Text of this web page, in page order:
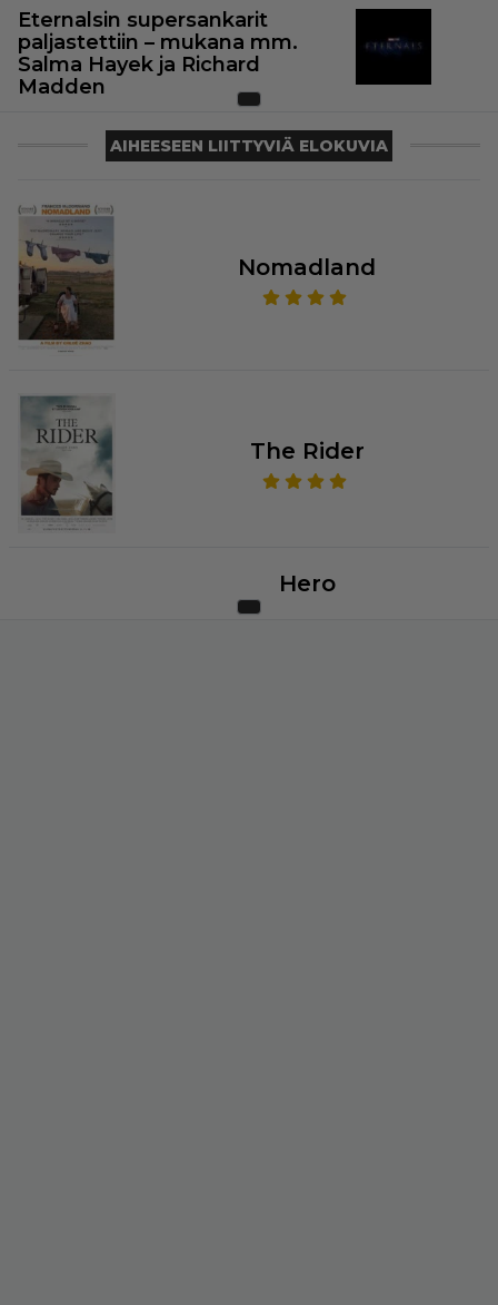
Eternalsin supersankarit
paljastettiin – mukana mm.
Salma Hayek ja Richard
Madden
AIHEESEEN LIITTYVIÄ ELOKUVIA
Nomadland
The Rider
Hero